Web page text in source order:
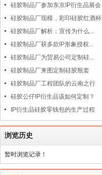
硅胶制品厂参加东京IP衍生品展会
硅胶制品厂现模，彩印硅胶红酒杯
硅胶制品厂解析：宣传为什么...
硅胶制品厂获多款IP形象授权...
硅胶制品厂为贸易公司定制硅...
硅胶制品厂来图定制硅胶瓶套
硅胶制品厂工程团队的云南之行
硅胶公仔IP衍生品该如何定制？
IP衍生品硅胶零钱包的生产过程
浏览历史
暂时浏览记录！